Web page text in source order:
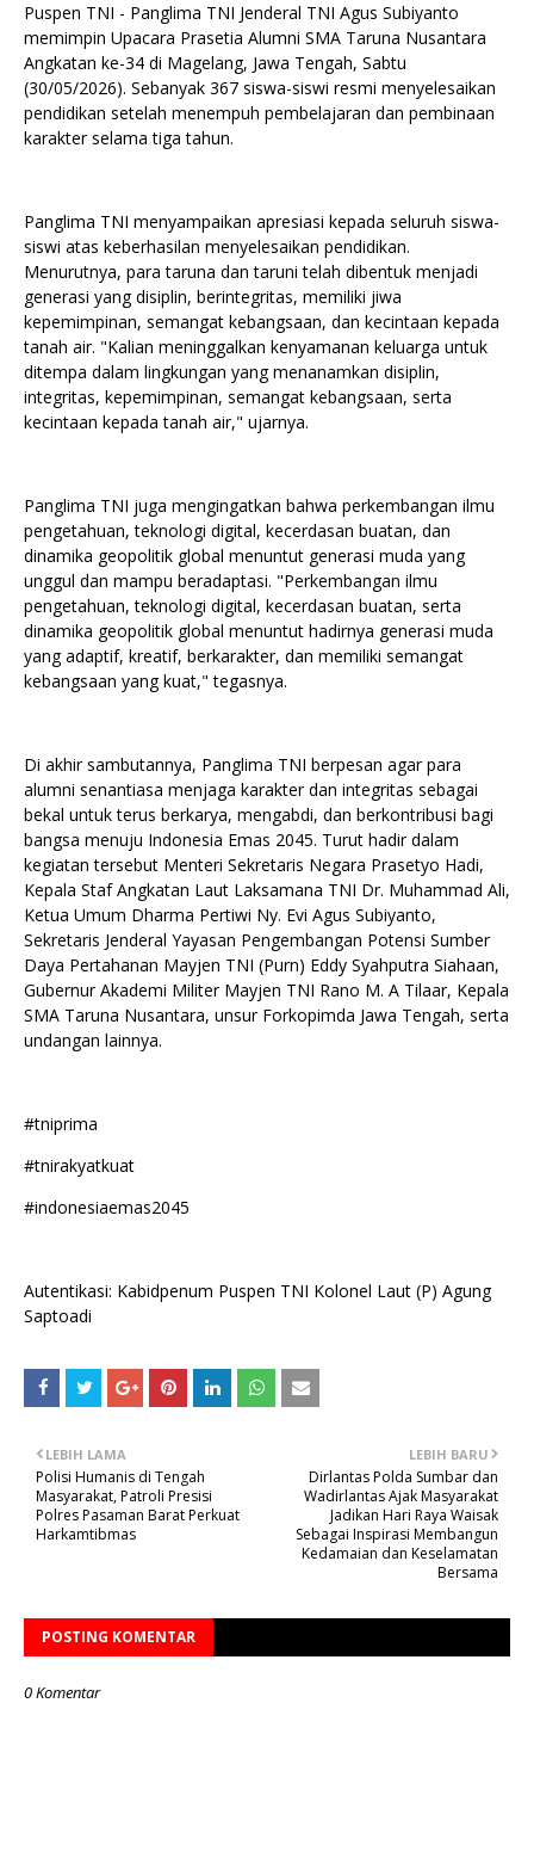
Puspen TNI - Panglima TNI Jenderal TNI Agus Subiyanto
memimpin Upacara Prasetia Alumni SMA Taruna Nusantara
Angkatan ke-34 di Magelang, Jawa Tengah, Sabtu
(30/05/2026). Sebanyak 367 siswa-siswi resmi menyelesaikan
pendidikan setelah menempuh pembelajaran dan pembinaan
karakter selama tiga tahun.
Panglima TNI menyampaikan apresiasi kepada seluruh siswa-
siswi atas keberhasilan menyelesaikan pendidikan.
Menurutnya, para taruna dan taruni telah dibentuk menjadi
generasi yang disiplin, berintegritas, memiliki jiwa
kepemimpinan, semangat kebangsaan, dan kecintaan kepada
tanah air. "Kalian meninggalkan kenyamanan keluarga untuk
ditempa dalam lingkungan yang menanamkan disiplin,
integritas, kepemimpinan, semangat kebangsaan, serta
kecintaan kepada tanah air," ujarnya.
Panglima TNI juga mengingatkan bahwa perkembangan ilmu
pengetahuan, teknologi digital, kecerdasan buatan, dan
dinamika geopolitik global menuntut generasi muda yang
unggul dan mampu beradaptasi. "Perkembangan ilmu
pengetahuan, teknologi digital, kecerdasan buatan, serta
dinamika geopolitik global menuntut hadirnya generasi muda
yang adaptif, kreatif, berkarakter, dan memiliki semangat
kebangsaan yang kuat," tegasnya.
Di akhir sambutannya, Panglima TNI berpesan agar para
alumni senantiasa menjaga karakter dan integritas sebagai
bekal untuk terus berkarya, mengabdi, dan berkontribusi bagi
bangsa menuju Indonesia Emas 2045. Turut hadir dalam
kegiatan tersebut Menteri Sekretaris Negara Prasetyo Hadi,
Kepala Staf Angkatan Laut Laksamana TNI Dr. Muhammad Ali,
Ketua Umum Dharma Pertiwi Ny. Evi Agus Subiyanto,
Sekretaris Jenderal Yayasan Pengembangan Potensi Sumber
Daya Pertahanan Mayjen TNI (Purn) Eddy Syahputra Siahaan,
Gubernur Akademi Militer Mayjen TNI Rano M. A Tilaar, Kepala
SMA Taruna Nusantara, unsur Forkopimda Jawa Tengah, serta
undangan lainnya.
#tniprima
#tnirakyatkuat
#indonesiaemas2045
Autentikasi: Kabidpenum Puspen TNI Kolonel Laut (P) Agung
Saptoadi
LEBIH BARU
Dirlantas Polda Sumbar dan
Wadirlantas Ajak Masyarakat
Jadikan Hari Raya Waisak
Sebagai Inspirasi Membangun
Kedamaian dan Keselamatan
Bersama
LEBIH LAMA
Polisi Humanis di Tengah
Masyarakat, Patroli Presisi
Polres Pasaman Barat Perkuat
Harkamtibmas
POSTING KOMENTAR
0 Komentar